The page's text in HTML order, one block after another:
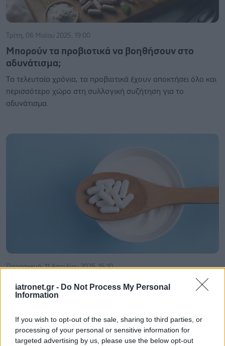
iatronet.gr - Do Not Process My Personal
Information
If you wish to opt-out of the sale, sharing to third parties, or
processing of your personal or sensitive information for
targeted advertising by us, please use the below opt-out
Τρίτη, 06 Μαΐου 2025, 19:00
Μπορούν τα προβιοτικά να βοηθήσουν στο
αδυνάτισμα;
Τα τελευταία χρόνια, τα προβιοτικά έχουν αποκτήσει όλο και
περισσότερο χώρο στη συλλογική συζήτηση για το
αδυνάτισμα.
Παρασκευή, 11 Απριλίου 2025, 15:10
Τα προβιοτικά συνδέονται με μείωση των
αρνητικών συναισθημάτων [μελέτη]
κάθε ημέρα μπορούσαν οι ερευνήτριες να εντοπίσουν την
ωφέλιμη επίδραση των προβιοτικών στη διάθεση,